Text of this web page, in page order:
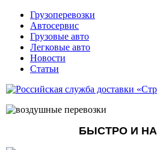
Грузоперевозки
Автосервис
Грузовые авто
Легковые авто
Новости
Статьи
БЫСТРО И